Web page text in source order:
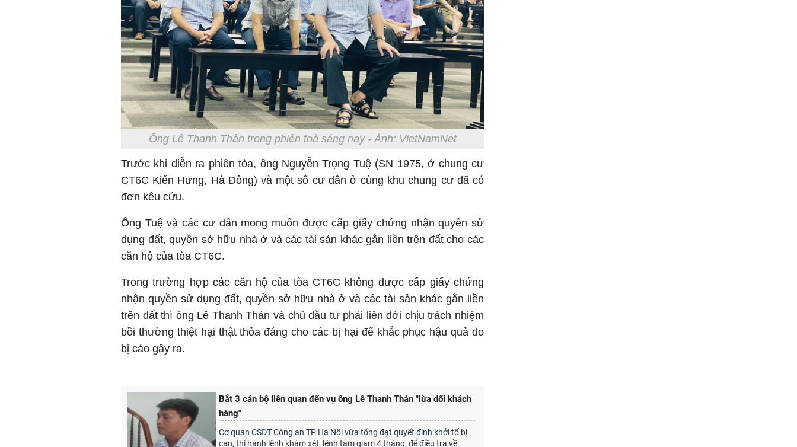
Ông Lê Thanh Thản trong phiên toà sáng nay - Ảnh: VietNamNet
Trước khi diễn ra phiên tòa, ông Nguyễn Trọng Tuệ (SN 1975, ở chung cư
CT6C Kiến Hưng, Hà Đông) và một số cư dân ở cùng khu chung cư đã có
đơn kêu cứu.
Ông Tuệ và các cư dân mong muốn được cấp giấy chứng nhận quyền sử
dụng đất, quyền sở hữu nhà ở và các tài sản khác gắn liền trên đất cho các
căn hộ của tòa CT6C.
Trong trường hợp các căn hộ của tòa CT6C không được cấp giấy chứng
nhận quyền sử dụng đất, quyền sở hữu nhà ở và các tài sản khác gắn liền
trên đất thì ông Lê Thanh Thản và chủ đầu tư phải liên đới chịu trách nhiệm
bồi thường thiệt hại thật thỏa đáng cho các bị hại để khắc phục hậu quả do
bị cáo gây ra.
Bắt 3 cán bộ liên quan đến vụ ông Lê Thanh Thản "lừa dối khách
hàng"
Cơ quan CSĐT Công an TP Hà Nội vừa tống đạt quyết định khởi tố bị
can, thi hành lệnh khám xét, lệnh tạm giam 4 tháng, để điều tra về